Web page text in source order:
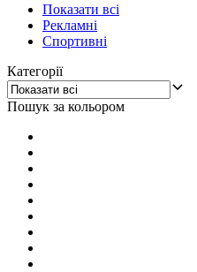
Показати всі
Рекламні
Спортивні
Категорії
Пошук за кольором